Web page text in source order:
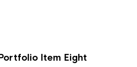
Item Eight